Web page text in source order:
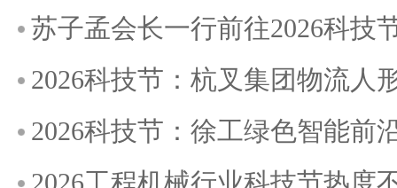
苏子孟会长一行前往2026科技
2026科技节：杭叉集团物流人
2026科技节：徐工绿色智能前